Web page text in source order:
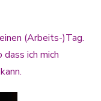
(Arbeits-)Tag.
ich mich